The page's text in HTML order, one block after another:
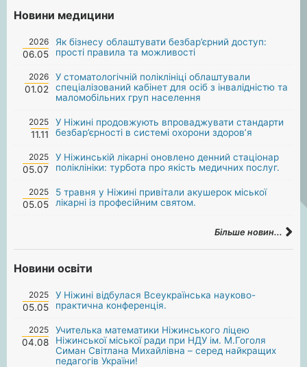
Новини медицини
2026
06.05
Як бізнесу облаштувати безбар’єрний доступ:
прості правила та можливості
2026
01.02
У стоматологічній поліклініці облаштували
спеціалізований кабінет для осіб з інвалідністю та
маломобільних груп населення
2025
11.11
У Ніжині продовжують впроваджувати стандарти
безбар’єрності в системі охорони здоров’я
2025
05.07
У Ніжинській лікарні оновлено денний стаціонар
поліклініки: турбота про якість медичних послуг.
2025
05.05
5 травня у Ніжині привітали акушерок міської
лікарні із професійним святом.
Більше новин...
Новини освіти
2025
05.05
У Ніжині відбулася Всеукраїнська науково-
практична конференція.
2025
04.08
Учителька математики Ніжинського ліцею
Ніжинської міської ради при НДУ ім. М.Гоголя
Симан Світлана Михайлівна – серед найкращих
педагогів України!